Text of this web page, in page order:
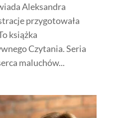
Aleksandra
przygotowała
książka
Czytania. Seria
maluchów...